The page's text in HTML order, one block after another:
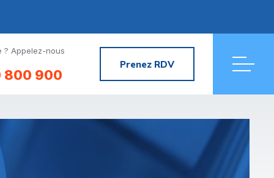
? Appelez-nous
800 900
Prenez RDV